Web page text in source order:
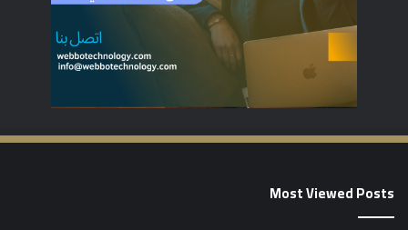
Most Viewed Posts